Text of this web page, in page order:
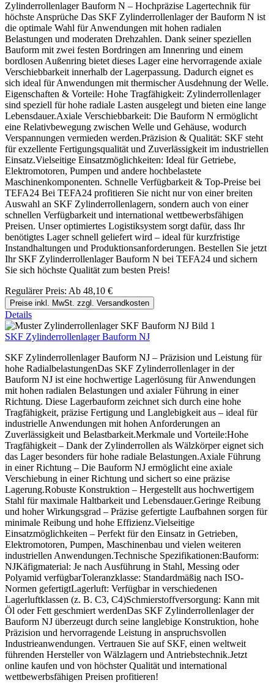
Zylinderrollenlager Bauform N – Hochpräzise Lagertechnik für
höchste Ansprüche Das SKF Zylinderrollenlager der Bauform N ist
die optimale Wahl für Anwendungen mit hohen radialen
Belastungen und moderaten Drehzahlen. Dank seiner speziellen
Bauform mit zwei festen Bordringen am Innenring und einem
bordlosen Außenring bietet dieses Lager eine hervorragende axiale
Verschiebbarkeit innerhalb der Lagerpassung. Dadurch eignet es
sich ideal für Anwendungen mit thermischer Ausdehnung der Welle.
Eigenschaften & Vorteile: Hohe Tragfähigkeit: Zylinderrollenlager
sind speziell für hohe radiale Lasten ausgelegt und bieten eine lange
Lebensdauer.Axiale Verschiebbarkeit: Die Bauform N ermöglicht
eine Relativbewegung zwischen Welle und Gehäuse, wodurch
Verspannungen vermieden werden.Präzision & Qualität: SKF steht
für exzellente Fertigungsqualität und Zuverlässigkeit im industriellen
Einsatz.Vielseitige Einsatzmöglichkeiten: Ideal für Getriebe,
Elektromotoren, Pumpen und andere hochbelastete
Maschinenkomponenten. Schnelle Verfügbarkeit & Top-Preise bei
TEFA24 Bei TEFA24 profitieren Sie nicht nur von einer breiten
Auswahl an SKF Zylinderrollenlagern, sondern auch von einer
schnellen Verfügbarkeit und international wettbewerbsfähigen
Preisen. Unser optimiertes Logistiksystem sorgt dafür, dass Ihr
benötigtes Lager schnell geliefert wird – ideal für kurzfristige
Instandhaltungen und Produktionsanforderungen. Bestellen Sie jetzt
Ihr SKF Zylinderrollenlager Bauform N bei TEFA24 und sichern
Sie sich höchste Qualität zum besten Preis!
Regulärer Preis: Ab 48,10 €
Preise inkl. MwSt. zzgl. Versandkosten
Details
SKF Zylinderrollenlager Bauform NJ
SKF Zylinderrollenlager Bauform NJ – Präzision und Leistung für
hohe RadialbelastungenDas SKF Zylinderrollenlager in der
Bauform NJ ist eine hochwertige Lagerlösung für Anwendungen
mit hohen radialen Belastungen und axialer Führung in einer
Richtung. Diese Lagerbauform zeichnet sich durch eine hohe
Tragfähigkeit, präzise Fertigung und Langlebigkeit aus – ideal für
industrielle Anwendungen mit hohen Anforderungen an
Zuverlässigkeit und Belastbarkeit.Merkmale und Vorteile:Hohe
Tragfähigkeit – Dank der Zylinderrollen als Wälzkörper eignet sich
das Lager besonders für hohe radiale Belastungen.Axiale Führung
in einer Richtung – Die Bauform NJ ermöglicht eine axiale
Verschiebung in einer Richtung und sichert so eine präzise
Lagerung.Robuste Konstruktion – Hergestellt aus hochwertigem
Stahl für maximale Haltbarkeit und Lebensdauer.Geringe Reibung
und hoher Wirkungsgrad – Präzise gefertigte Laufbahnen sorgen für
minimale Reibung und hohe Effizienz.Vielseitige
Einsatzmöglichkeiten – Perfekt für den Einsatz in Getrieben,
Elektromotoren, Pumpen, Maschinenbau und vielen weiteren
industriellen Anwendungen.Technische Spezifikationen:Bauform:
NJKäfigmaterial: Je nach Ausführung in Stahl, Messing oder
Polyamid verfügbarToleranzklasse: Standardmäßig nach ISO-
Normen gefertigtLagerluft: Verfügbar in verschiedenen
Lagerluftklassen (z. B. C3, C4)Schmierstoffversorgung: Kann mit
Öl oder Fett geschmiert werdenDas SKF Zylinderrollenlager der
Bauform NJ überzeugt durch seine langlebige Konstruktion, hohe
Präzision und hervorragende Leistung in anspruchsvollen
Industrieanwendungen. Vertrauen Sie auf SKF, einen weltweit
führenden Hersteller von Wälzlagern und Antriebstechnik.Jetzt
online kaufen und von höchster Qualität und international
wettbewerbsfähigen Preisen profitieren!